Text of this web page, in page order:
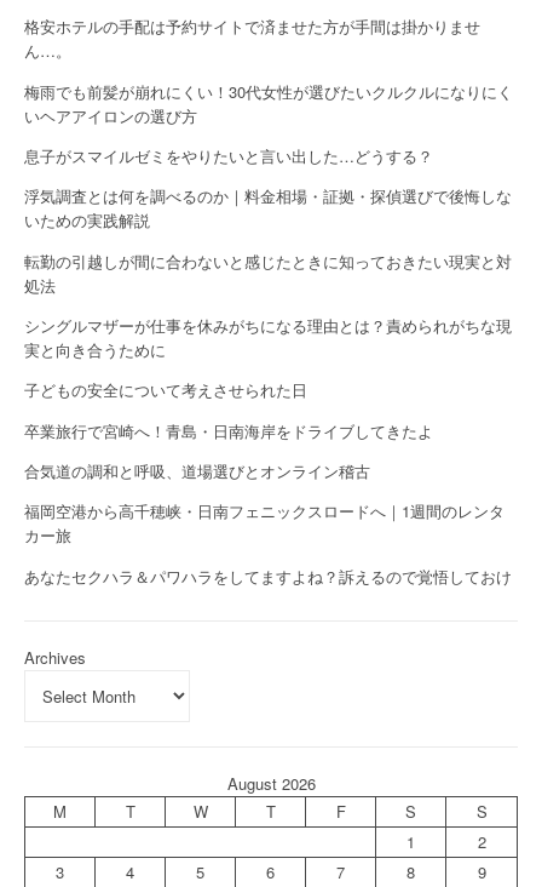
格安ホテルの手配は予約サイトで済ませた方が手間は掛かりませ
ん…。
梅雨でも前髪が崩れにくい！30代女性が選びたいクルクルになりにく
いヘアアイロンの選び方
息子がスマイルゼミをやりたいと言い出した…どうする？
浮気調査とは何を調べるのか｜料金相場・証拠・探偵選びで後悔しな
いための実践解説
転勤の引越しが間に合わないと感じたときに知っておきたい現実と対
処法
シングルマザーが仕事を休みがちになる理由とは？責められがちな現
実と向き合うために
子どもの安全について考えさせられた日
卒業旅行で宮崎へ！青島・日南海岸をドライブしてきたよ
合気道の調和と呼吸、道場選びとオンライン稽古
福岡空港から高千穂峡・日南フェニックスロードへ｜1週間のレンタ
カー旅
あなたセクハラ＆パワハラをしてますよね？訴えるので覚悟しておけ
Archives
August 2026
M
T W T F S
S
1
2
3
4 5 6 7 8 9